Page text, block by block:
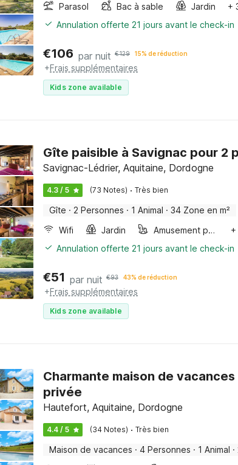
Parasol
Bac à sable Jardin
+
Annulation offerte 21 jours avant le check-in
€106 par nuit €129 15% de réduction
+Frais supplémentaires
Kids zone available
Gîte paisible à Savignac pour 2
Savignac-Lédrier, Aquitaine, Dordogne
4.3 / 5 (73 Notes) · Très bien
Gîte · 2 Personnes · 1 Animal · 34 Zone en m²
Wifi
Jardin Amusement pour les enfants
Annulation offerte 21 jours avant le check-in
€51 par nuit €93 43% de réduction
+Frais supplémentaires
Kids zone available
Charmante maison de
privée
Hautefort, Aquitaine, Dordogne
4.4 / 5 (34 Notes) · Très bien
Maison de vacances · 4 Personnes · 1 Animal ·